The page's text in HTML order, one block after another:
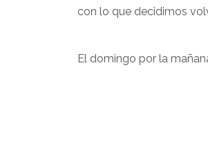
con lo que decidimos
El domingo por la
Aquí la